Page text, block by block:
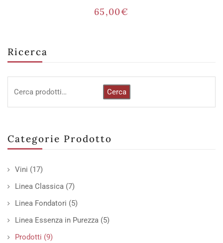
Ricerca
Cerca
Categorie Prodotto
Vini (17)
Linea Classica (7)
Linea Fondatori (5)
Linea Essenza in Purezza (5)
Prodotti (9)
65,00€